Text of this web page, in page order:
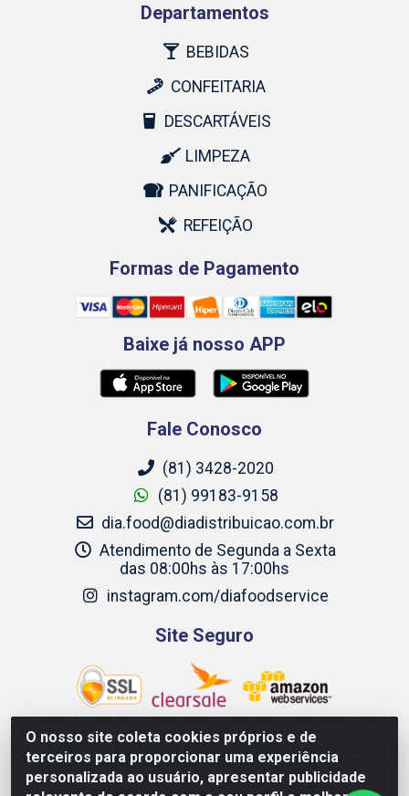
O nosso site coleta cookies próprios e de
terceiros para proporcionar uma experiência
personalizada ao usuário, apresentar publicidade
Departamentos
BEBIDAS
CONFEITARIA
DESCARTÁVEIS
LIMPEZA
PANIFICAÇÃO
REFEIÇÃO
Formas de Pagamento
Baixe já nosso APP
Fale Conosco
(81) 3428-2020
(81) 99183-9158
dia.food@diadistribuicao.com.br
Atendimento de Segunda a Sexta
das 08:00hs às 17:00hs
instagram.com/diafoodservice
Site Seguro
Dia Food Service - Rodovia BR 232 KM 22,5 - Moreno/PE
- CEP 54800-000 - CNPJ 69.944.973/0001-85